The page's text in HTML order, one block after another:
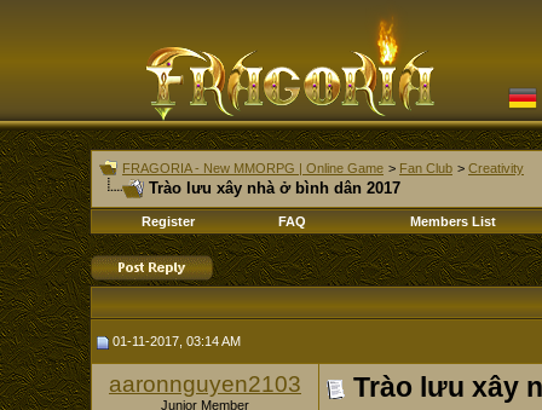
FRAGORIA - New MMORPG | Online Game > Fan Club > Creativity
Trào lưu xây nhà ở bình dân 2017
Register FAQ Members List
01-11-2017, 03:14 AM
aaronnguyen2103
Junior Member
Trào lưu xây